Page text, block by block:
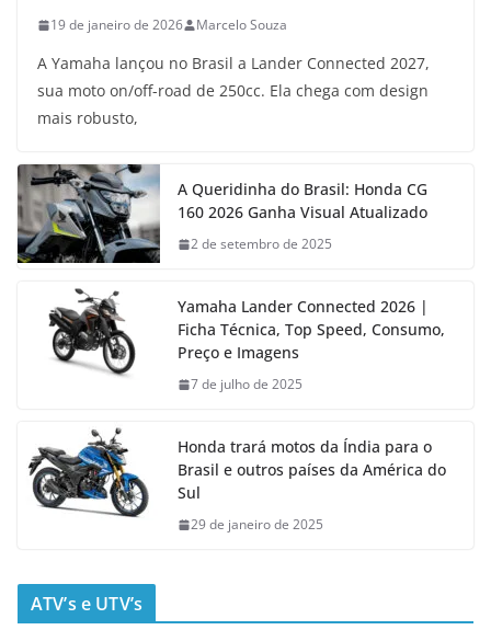
19 de janeiro de 2026 Marcelo Souza
A Yamaha lançou no Brasil a Lander Connected 2027,
sua moto on/off-road de 250cc. Ela chega com design
mais robusto,
A Queridinha do Brasil: Honda CG
160 2026 Ganha Visual Atualizado
2 de setembro de 2025
Yamaha Lander Connected 2026 |
Ficha Técnica, Top Speed, Consumo,
Preço e Imagens
7 de julho de 2025
Honda trará motos da Índia para o
Brasil e outros países da América do
Sul
29 de janeiro de 2025
ATV’s e UTV’s